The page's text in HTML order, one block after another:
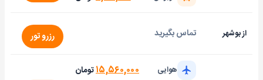
از بوشهر تماس بگیرید رزرو تور
هوایی ۱۵,۵۶۰,۰۰۰تومان